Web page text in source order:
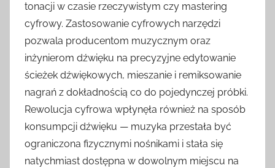
tonacji w czasie rzeczywistym czy mastering
cyfrowy. Zastosowanie cyfrowych narzędzi
pozwala producentom muzycznym oraz
inżynierom dźwięku na precyzyjne edytowanie
ścieżek dźwiękowych, mieszanie i remiksowanie
nagrań z dokładnością co do pojedynczej próbki.
Rewolucja cyfrowa wpłynęła również na sposób
konsumpcji dźwięku — muzyka przestała być
ograniczona fizycznymi nośnikami i stała się
natychmiast dostępna w dowolnym miejscu na